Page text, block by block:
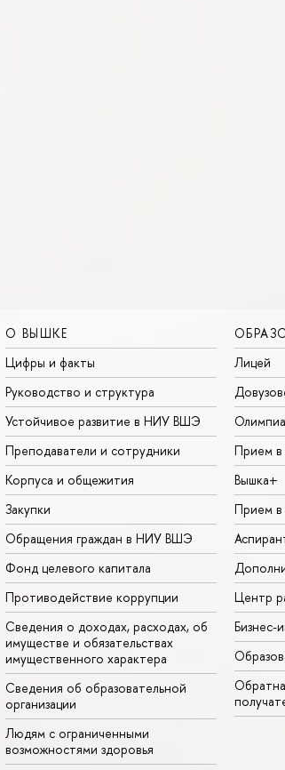
О ВЫШКЕ
Цифры и факты
Руководство и структура
Устойчивое развитие в НИУ ВШЭ
Преподаватели и сотрудники
Корпуса и общежития
Закупки
Обращения граждан в НИУ ВШЭ
Фонд целевого капитала
Противодействие коррупции
Сведения о доходах, расходах, об
имуществе и обязательствах
имущественного характера
Сведения об образовательной
организации
Людям с ограниченными
возможностями здоровья
Лицей
Прием в
Вышка+
Прием в
Центр
Бизнес-